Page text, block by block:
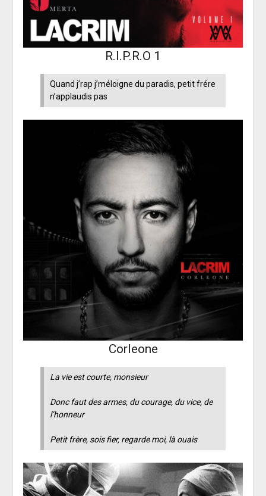
R.I.P.R.O 1
Quand j’rap j’méloigne du paradis, petit frére
n’applaudis pas
Corleone
La vie est courte, monsieur
Donc faut des armes, du courage, du vice, de
l’honneur
Petit frère, sois fier, regarde moi, là ouais